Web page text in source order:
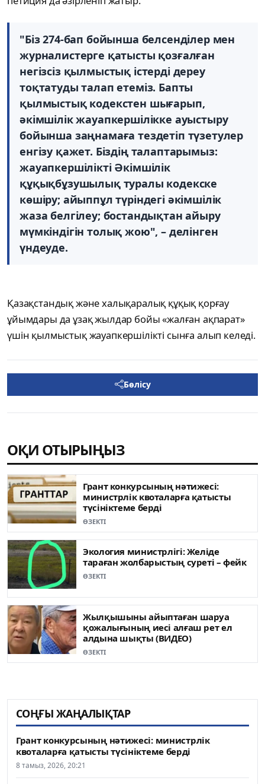
"Біз 274-бап бойынша белсенділер мен
журналистерге қатысты қозғалған
негізсіз қылмыстық істерді дереу
тоқтатуды талап етеміз. Бапты
қылмыстық кодекстен шығарып,
әкімшілік жауапкершілікке ауыстыру
бойынша заңнамаға тездетіп түзетулер
енгізу қажет. Біздің талаптарымыз:
жауапкершілікті Әкімшілік
құқықбұзушылық туралы кодекске
көшіру; айыппұл түріндегі әкімшілік
жаза белгілеу; бостандықтан айыру
мүмкіндігін толық жою", – делінген
үндеуде.
Қазақстандық және халықаралық құқық қорғау
ұйымдары да ұзақ жылдар бойы «жалған ақпарат»
үшін қылмыстық жауапкершілікті сынға алып келеді.
Бөлісу
ОҚИ ОТЫРЫҢЫЗ
Грант конкурсының нәтижесі:
министрлік квоталарға қатысты
түсініктеме берді
ӨЗЕКТІ
Экология министрлігі: Желіде
тараған жолбарыстың суреті – фейк
ӨЗЕКТІ
Жылқышыны айыптаған шаруа
қожалығының иесі алғаш рет ел
алдына шықты (ВИДЕО)
ӨЗЕКТІ
СОҢҒЫ ЖАҢАЛЫҚТАР
Грант конкурсының нәтижесі: министрлік
квоталарға қатысты түсініктеме берді
8 тамыз, 2026, 20:21